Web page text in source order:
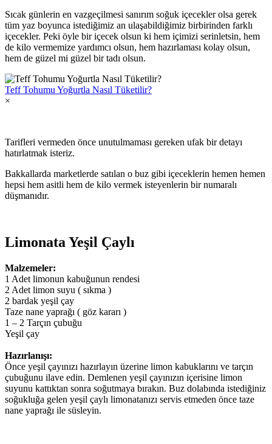
Sıcak günlerin en vazgeçilmesi sanırım soğuk içecekler olsa gerek
tüm yaz boyunca istediğimiz an ulaşabildiğimiz birbirinden farklı
içecekler. Peki öyle bir içecek olsun ki hem içimizi serinletsin, hem
de kilo vermemize yardımcı olsun, hem hazırlaması kolay olsun,
hem de güzel mi güzel bir tadı olsun.
Teff Tohumu Yoğurtla Nasıl Tüketilir?
×
Tarifleri vermeden önce unutulmaması gereken ufak bir detayı
hatırlatmak isteriz.
Bakkallarda marketlerde satılan o buz gibi içeceklerin hemen hemen
hepsi hem asitli hem de kilo vermek isteyenlerin bir numaralı
düşmanıdır.
Limonata Yeşil Çaylı
Malzemeler:
1 Adet limonun kabuğunun rendesi
2 Adet limon suyu ( sıkma )
2 bardak yeşil çay
Taze nane yaprağı ( göz kararı )
1 – 2 Tarçın çubuğu
Yeşil çay
Hazırlanışı:
Önce yeşil çayınızı hazırlayın üzerine limon kabuklarını ve tarçın
çubuğunu ilave edin. Demlenen yeşil çayınızın içerisine limon
suyunu kattıktan sonra soğutmaya bırakın. Buz dolabında istediğiniz
soğukluğa gelen yeşil çaylı limonatanızı servis etmeden önce taze
nane yaprağı ile süsleyin.